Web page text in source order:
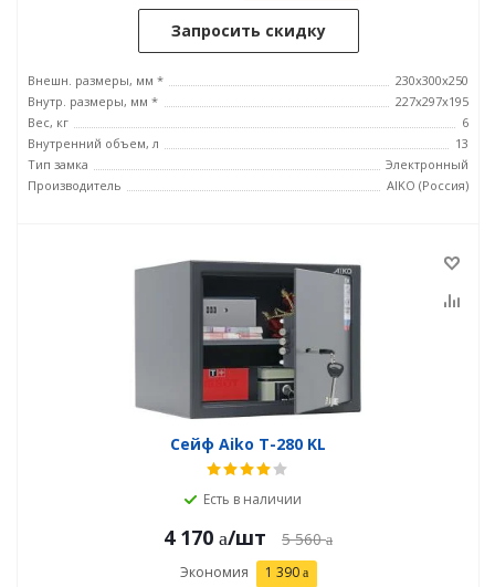
Запросить скидку
Внешн. размеры, мм *
230x300x250
Внутр. размеры, мм *
227x297x195
Вес, кг
6
Внутренний объем, л
13
Тип замка
Электронный
Производитель
AIKO (Россия)
Сейф Aiko T-280 KL
Есть в наличии
4 170 /шт 5 560
Экономия 1 390